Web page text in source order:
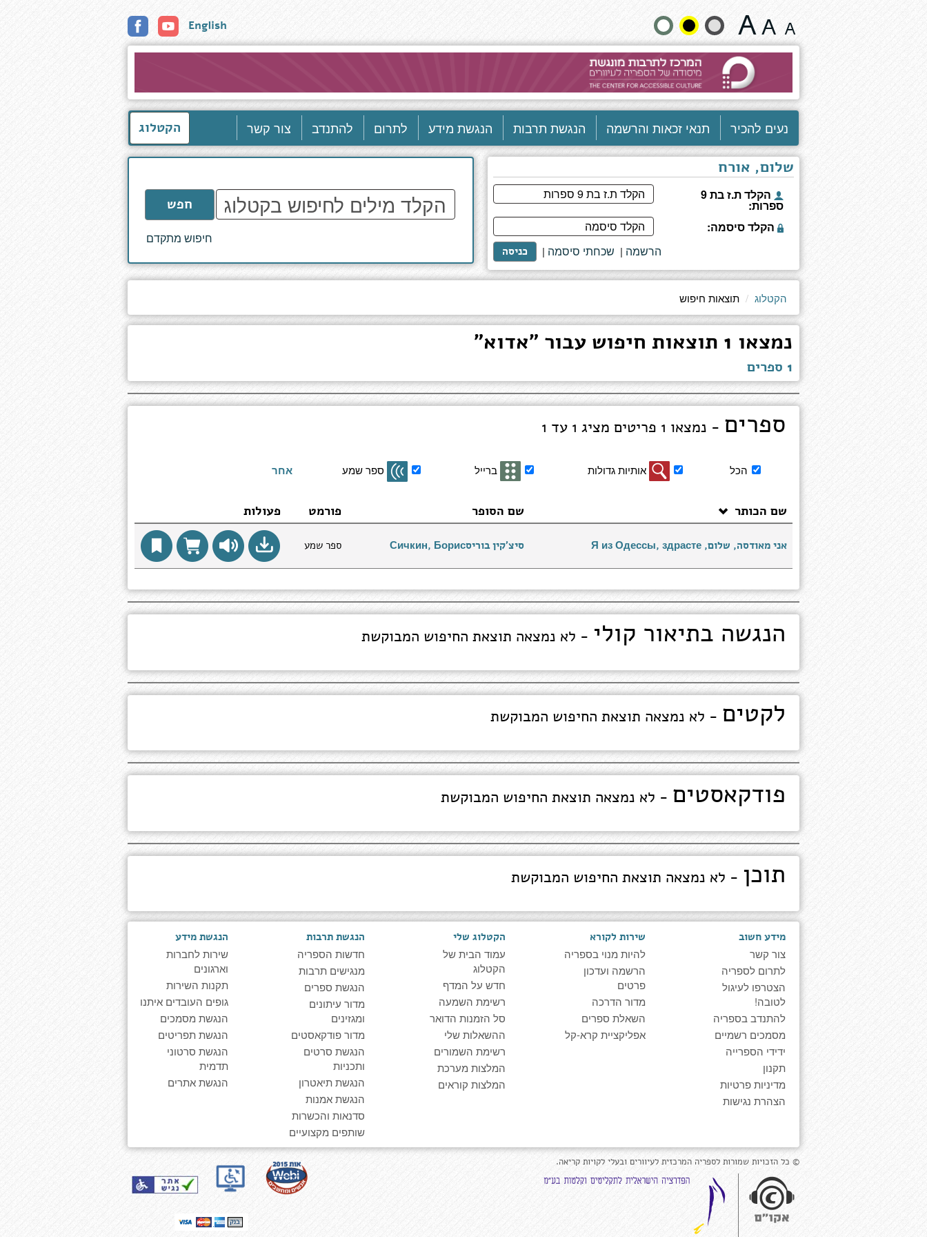
חיפוש
שנה
גודל
וצבעים:
English
נעים להכיר תנאי זכאות והרשמה הנגשת תרבות הנגשת מידע לתרום להתנדב צור קשר הקטלוג
שלום, אורח
הקלד ת.ז בת 9
ספרות:
הקלד סיסמה:
כניסה | שכחתי סיסמה | הרשמה
הקלד
מילים
לחיפוש
חפש
חיפוש מתקדם
הקטלוג תוצאות חיפוש
נמצאו 1 תוצאות חיפוש עבור "אדוא"
1 ספרים
ספרים - נמצאו 1 פריטים מציג 1 עד 1
ספרים
הכל אותיות גדולות ברייל ספר שמע אחר
שם הכותר שם הסופר פורמט פעולות
אני מאודסה, שלום, Я из Одессы, здрасте סיצ'קין בוריסСичкин, Борис ספר שמע
הנגשה בתיאור קולי - לא נמצאה תוצאת החיפוש המבוקשת
לקטים - לא נמצאה תוצאת החיפוש המבוקשת
פודקאסטים - לא נמצאה תוצאת החיפוש המבוקשת
תוכן - לא נמצאה תוצאת החיפוש המבוקשת
מידע חשוב
צור קשר
לתרום לספריה
הצטרפו לעיגול
לטובה!
להתנדב בספריה
מסמכים רשמיים
ידידי הספרייה
תקנון
מדיניות פרטיות
הצהרת נגישות
שירות לקורא
להיות מנוי בספריה
הרשמה ועדכון
פרטים
מדור הדרכה
השאלת ספרים
אפליקציית קרא-קל
הקטלוג שלי
עמוד הבית של
הקטלוג
חדש על המדף
רשימת השמעה
סל הזמנות הדואר
ההשאלות שלי
רשימת השמורים
המלצות מערכת
המלצות קוראים
הנגשת תרבות
חדשות הספריה
מנגישים תרבות
הנגשת ספרים
מדור עיתונים
ומגזינים
מדור פודקאסטים
הנגשת סרטים
ותכניות
הנגשת תיאטרון
הנגשת אמנות
סדנאות והכשרות
שותפים מקצועיים
הנגשת מידע
שירות לחברות
וארגונים
תקנות השירות
גופים העובדים איתנו
הנגשת מסמכים
הנגשת תפריטים
הנגשת סרטוני
תדמית
הנגשת אתרים
© כל הזכויות שמורות לספריה המרכזית לעיוורים ובעלי לקויות קריאה.